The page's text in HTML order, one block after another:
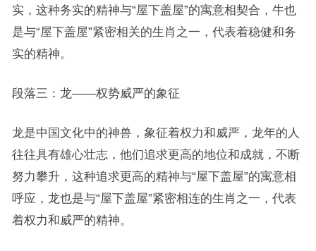
实，这种务实的精神与“屋下盖屋”的寓意相契合，牛也
是与“屋下盖屋”紧密相关的生肖之一，代表着稳健和务
实的精神。
段落三：龙——权势威严的象征
龙是中国文化中的神兽，象征着权力和威严，龙年的人
往往具有雄心壮志，他们追求更高的地位和成就，不断
努力攀升，这种追求更高的精神与“屋下盖屋”的寓意相
呼应，龙也是与“屋下盖屋”紧密相连的生肖之一，代表
着权力和威严的精神。